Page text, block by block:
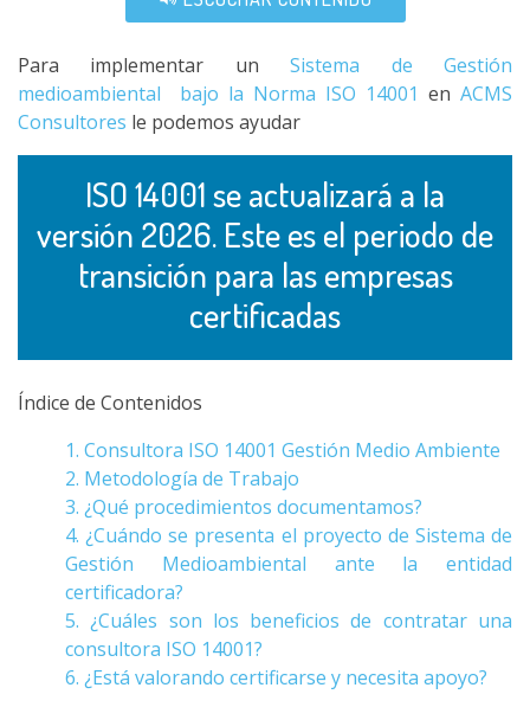
Para implementar unSistema de Gestión
medioambiental bajo la Norma ISO 14001 en ACMS
Consultores le podemos ayudar
ISO 14001 se actualizará a la
versión 2026. Este es el periodo de
transición para las empresas
certificadas
Índice de Contenidos
1. Consultora ISO 14001 Gestión Medio Ambiente
2. Metodología de Trabajo
3. ¿Qué procedimientos documentamos?
4. ¿Cuándo se presenta el proyecto de Sistema de
Gestión Medioambiental ante la entidad
certificadora?
5. ¿Cuáles son los beneficios de contratar una
consultora ISO 14001?
6. ¿Está valorando certificarse y necesita apoyo?